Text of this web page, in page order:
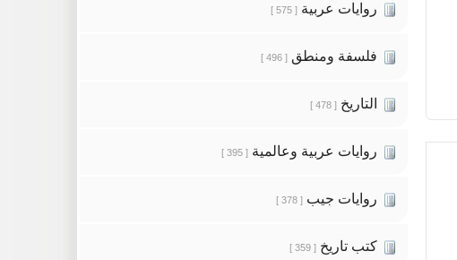
روايات عربية [ 575 ]
فلسفة ومنطق [ 496 ]
التاريخ [ 478 ]
روايات عربية وعالمية [ 395 ]
روايات جيب [ 378 ]
كتب تاريخ [ 359 ]